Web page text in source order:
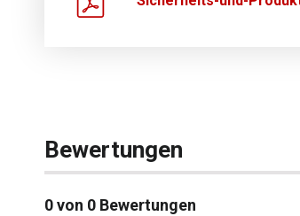
Bewertungen
0 von 0 Bewertungen